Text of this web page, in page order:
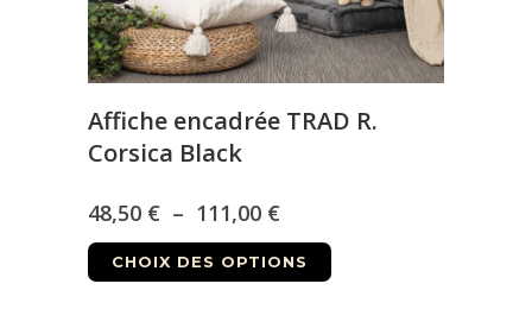
page
du
produit
Affiche encadrée TRAD R.
Corsica Black
48,50 € – 111,00 €Plage
de
CHOIX DES OPTIONS
Ce
produit